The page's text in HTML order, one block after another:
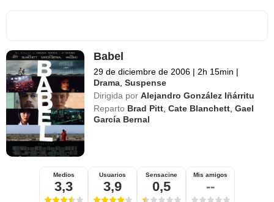
Babel
29 de diciembre de 2006 | 2h 15min |
Drama ,Suspense
Dirigida por Alejandro González Iñárritu
Reparto Brad Pitt ,Cate Blanchett ,Gael
García Bernal
Medios
3,3
Usuarios
3,9
Sensacine
0,5
Mis amigos
--